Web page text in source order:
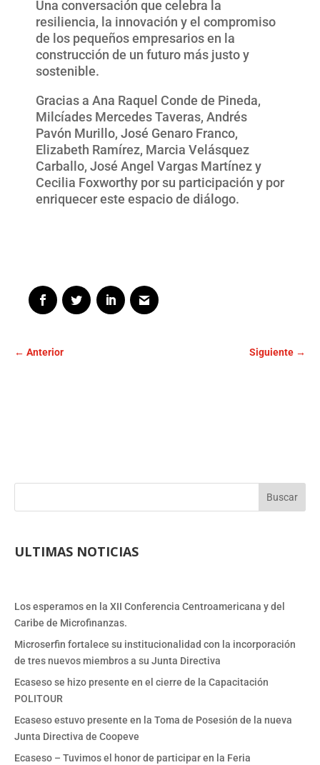
Una conversación que celebra la
resiliencia, la innovación y el compromiso
de los pequeños empresarios en la
construcción de un futuro más justo y
sostenible.
Gracias a Ana Raquel Conde de Pineda,
Milcíades Mercedes Taveras, Andrés
Pavón Murillo, José Genaro Franco,
Elizabeth Ramírez, Marcia Velásquez
Carballo, José Angel Vargas Martínez y
Cecilia Foxworthy por su participación y por
enriquecer este espacio de diálogo.
← Anterior Siguiente →
Buscar
ULTIMAS NOTICIAS
Los esperamos en la XII Conferencia Centroamericana y del
Caribe de Microfinanzas.
Microserfin fortalece su institucionalidad con la incorporación
de tres nuevos miembros a su Junta Directiva
Ecaseso se hizo presente en el cierre de la Capacitación
POLITOUR
Ecaseso estuvo presente en la Toma de Posesión de la nueva
Junta Directiva de Coopeve
Ecaseso – Tuvimos el honor de participar en la Feria